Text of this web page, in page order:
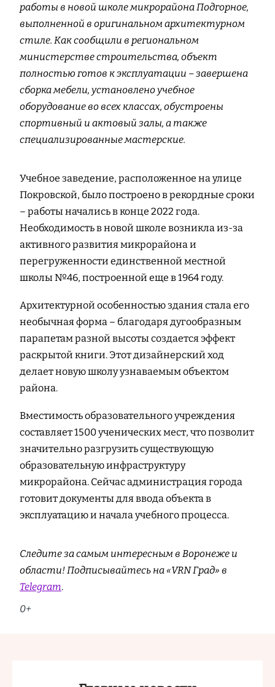
работы в новой школе микрорайона Подгорное,
выполненной в оригинальном архитектурном
стиле. Как сообщили в региональном
министерстве строительства, объект
полностью готов к эксплуатации – завершена
сборка мебели, установлено учебное
оборудование во всех классах, обустроены
спортивный и актовый залы, а также
специализированные мастерские.
Учебное заведение, расположенное на улице
Покровской, было построено в рекордные сроки
– работы начались в конце 2022 года.
Необходимость в новой школе возникла из-за
активного развития микрорайона и
перегруженности единственной местной
школы №46, построенной еще в 1964 году.
Архитектурной особенностью здания стала его
необычная форма – благодаря дугообразным
парапетам разной высоты создается эффект
раскрытой книги. Этот дизайнерский ход
делает новую школу узнаваемым объектом
района.
Вместимость образовательного учреждения
составляет 1500 ученических мест, что позволит
значительно разгрузить существующую
образовательную инфраструктуру
микрорайона. Сейчас администрация города
готовит документы для ввода объекта в
эксплуатацию и начала учебного процесса.
Следите за самым интересным в Воронеже и
области! Подписывайтесь на «VRN Град» в
Telegram.
0+